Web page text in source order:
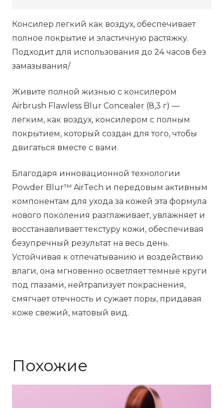
3
Fair,
8.3
г
Консилер легкий как воздух, обеспечивает
полное покрытие и эластичную растяжку.
Подходит для использования до 24 часов без
замазывания/
Живите полной жизнью с консилером
Airbrush Flawless Blur Concealer (8,3 г) —
легким, как воздух, консилером с полным
покрытием, который создан для того, чтобы
двигаться вместе с вами.
Благодаря инновационной технологии
Powder Blur™ AirTech и передовым активным
компонентам для ухода за кожей эта формула
нового поколения разглаживает, увлажняет и
восстанавливает текстуру кожи, обеспечивая
безупречный результат на весь день.
Устойчивая к отпечатыванию и воздействию
влаги, она мгновенно осветляет темные круги
под глазами, нейтрализует покраснения,
смягчает отечность и сужает поры, придавая
коже свежий, матовый вид.
Похожие